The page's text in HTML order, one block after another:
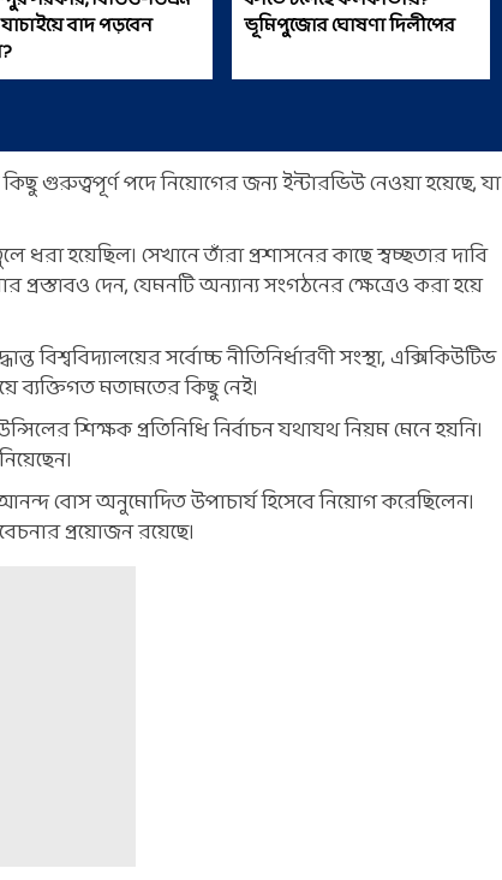
বাদ পড়বেন
ভূমিপুজোর ঘোষণা দিলীপের
পদে নিয়োগের জন্য ইন্টারভিউ নেওয়া হয়েছে, যা
হয়েছিল। সেখানে তাঁরা প্রশাসনের কাছে স্বচ্ছতার দাবি
দেন, যেমনটি অন্যান্য সংগঠনের ক্ষেত্রেও করা হয়ে
বিশ্ববিদ্যালয়ের সর্বোচ্চ নীতিনির্ধারণী সংস্থা, এক্সিকিউটিভ
ব্যক্তিগত মতামতের কিছু নেই।
শিক্ষক প্রতিনিধি নির্বাচন যথাযথ নিয়ম মেনে হয়নি।
বোস অনুমোদিত উপাচার্য হিসেবে নিয়োগ করেছিলেন।
প্রয়োজন রয়েছে।